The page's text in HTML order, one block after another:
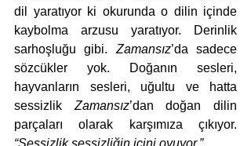
dil yaratıyor ki okurunda o dilin içinde
kaybolma arzusu yaratıyor. Derinlik
sarhoşluğu gibi. Zamansız’da sadece
sözcükler yok. Doğanın sesleri,
hayvanların sesleri, uğultu ve hatta
sessizlik Zamansız’dan doğan dilin
“Sessizlik sessizliğin içini oyuyor.”